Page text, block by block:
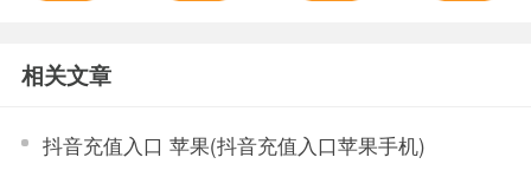
Maker安卓
最新版
方版
相关文章
抖音充值入口 苹果(抖音充值入口苹果手机)